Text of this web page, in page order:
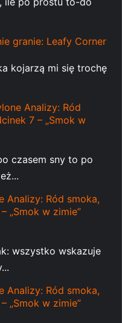
granie: Leafy Corner
kojarzą mi się trochę
Analizy: Ród
7 – „Smok w
czasem sny to po
Analizy: Ród smoka,
„Smok w zimie”
wszystko wskazuje
Analizy: Ród smoka,
„Smok w zimie”